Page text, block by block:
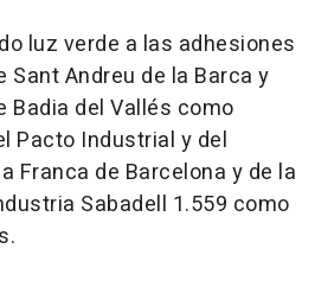
luz verde a las adhesiones
Sant Andreu de la Barca y
Badia del Vallés como
Pacto Industrial y del
Franca de Barcelona y de la
Sabadell 1.559 como